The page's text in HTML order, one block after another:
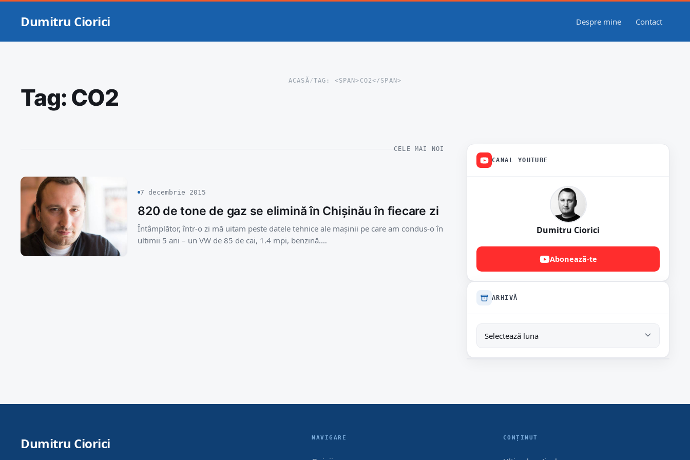
Dumitru Ciorici Despre mine Contact
ACASĂ/TAG: <SPAN>CO2</SPAN>
Tag: CO2
CELE MAI NOI
7 decembrie 2015
820 de tone de gaz se elimină în Chișinău în fiecare zi
Întâmplător, într-o zi mă uitam peste datele tehnice ale mașinii pe care am condus-o în
ultimii 5 ani – un VW de 85 de cai, 1.4 mpi, benzină.…
CANAL YOUTUBE
Dumitru Ciorici
Abonează-te
ARHIVĂ
Dumitru Ciorici NAVIGARE CONȚINUT